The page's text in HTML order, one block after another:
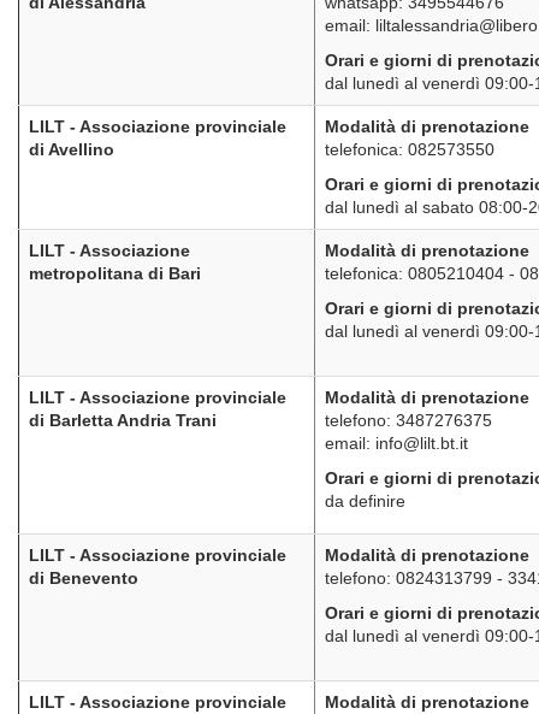
email:
Orari e giorni di
dal lunedì al venerdì 09:00-
LILT - Associazione provinciale
di Avellino
Modalità di prenotazione
telefonica: 082573550
Orari e giorni di
dal lunedì al sabato 08:00-
LILT - Associazione
metropolitana di Bari
Modalità di prenotazione
telefonica: 0805210404 -
Orari e giorni di
dal lunedì al venerdì
LILT - Associazione provinciale
di Barletta Andria Trani
Modalità di prenotazione
telefono: 3487276375
email: info@lilt.bt.it
Orari e giorni di
da definire
LILT - Associazione provinciale
di Benevento
Modalità di prenotazione
telefono: 0824313799 -
Orari e giorni di
dal lunedì al venerdì 09:00-
LILT - Associazione provinciale
Modalità di prenotazione